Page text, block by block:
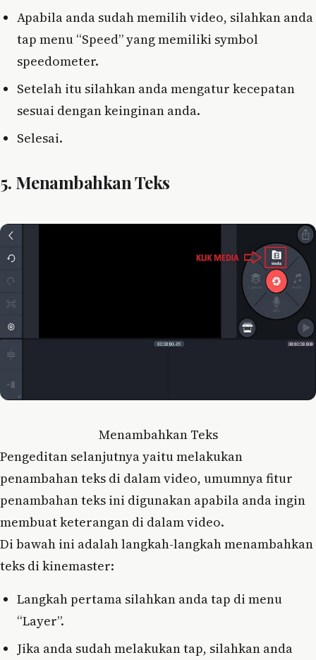
Apabila anda sudah memilih video, silahkan anda
tap menu “Speed” yang memiliki symbol
speedometer.
Setelah itu silahkan anda mengatur kecepatan
sesuai dengan keinginan anda.
Selesai.
5. Menambahkan Teks
Menambahkan Teks
Pengeditan selanjutnya yaitu melakukan
penambahan teks di dalam video, umumnya fitur
penambahan teks ini digunakan apabila anda ingin
membuat keterangan di dalam video.
Di bawah ini adalah langkah-langkah menambahkan
teks di kinemaster:
Langkah pertama silahkan anda tap di menu
“Layer”.
Jika anda sudah melakukan tap, silahkan anda